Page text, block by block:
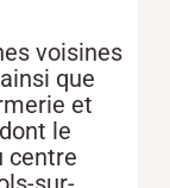
voisines
que
et
le
centre